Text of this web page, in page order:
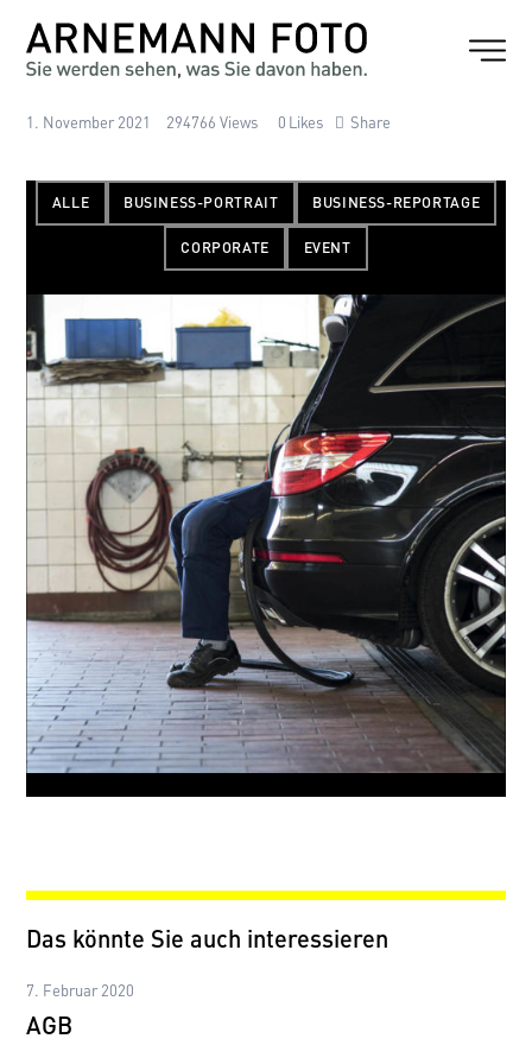
1. November 2021 294766 Views 0 Likes Share
ALLE BUSINESS-PORTRAIT BUSINESS-REPORTAGE
CORPORATE EVENT
Das könnte Sie auch interessieren
7. Februar 2020
AGB